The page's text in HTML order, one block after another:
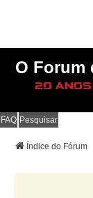
O Forum
FAQ Pesquisar
Índice do Fórum